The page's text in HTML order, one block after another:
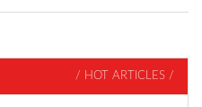
/ HOT ARTICLES /